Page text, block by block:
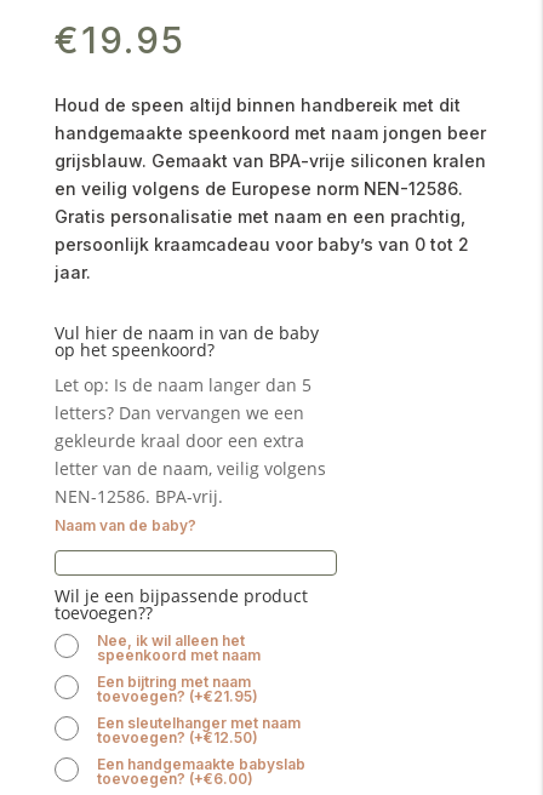
€19.95
Houd de speen altijd binnen handbereik met dit
handgemaakte speenkoord met naam jongen beer
grijsblauw. Gemaakt van BPA-vrije siliconen kralen
en veilig volgens de Europese norm NEN-12586.
Gratis personalisatie met naam en een prachtig,
persoonlijk kraamcadeau voor baby’s van 0 tot 2
jaar.
Vul hier de naam in van de baby
op het speenkoord?
Let op: Is de naam langer dan 5
letters? Dan vervangen we een
gekleurde kraal door een extra
letter van de naam, veilig volgens
NEN-12586. BPA-vrij.
Naam van de baby?
Wil je een bijpassende product
toevoegen??
Nee, ik wil alleen het
speenkoord met naam
Een bijtring met naam
toevoegen? (+€21.95)
Een sleutelhanger met naam
toevoegen? (+€12.50)
Een handgemaakte babyslab
toevoegen? (+€6.00)